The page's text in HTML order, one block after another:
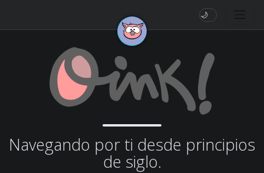
🌙
Navegando por ti desde principios
de siglo.